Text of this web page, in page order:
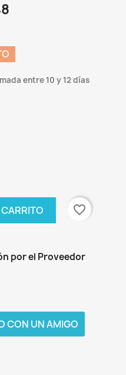
entre 10 y 12 días
favorite_border
por el Proveedor
CON UN AMIGO